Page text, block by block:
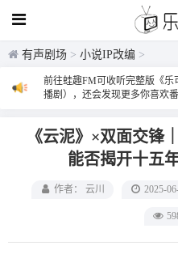
有声剧场 > 小说IP改编 >
前往蛙趣FM可收听完整版《乐
播剧），还会发现更多你喜欢番
《云泥》×双面交锋
能否揭开十五
作者： 云川 2025-